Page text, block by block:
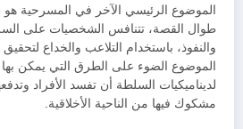
الموضوع الرئيسي الآخر في المسرحية هو
طوال القصة، تتنافس الشخصيات على
والنفوذ، باستخدام التلاعب والخداع
الموضوع الضوء على الطرق التي يمكن بها
لديناميكيات السلطة أن تفسد الأفراد
مشكوك فيها من الناحية الأخلاقية.